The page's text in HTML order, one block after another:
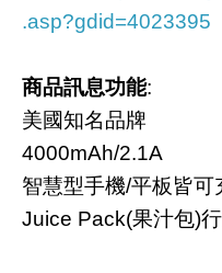
.asp?gdid=4023395
商品訊息功能:
美國知名品牌
4000mAh/2.1A
智慧型手機/平板皆可
Juice Pack(果汁包)